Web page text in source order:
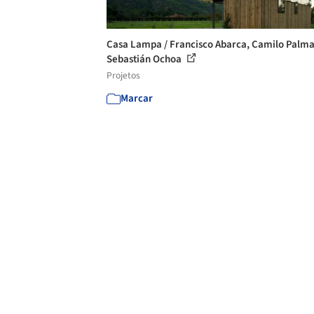
Casa Lampa / Francisco Abarca, Camilo
Sebastián Ochoa
Projetos
Marcar